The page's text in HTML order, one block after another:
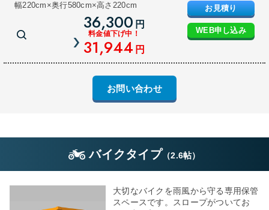
幅220cm×奥行580cm×高さ220cm
36,300 円
料金値下げ中！
31,944 円
お見積り
WEB申し込み
お問い合わせ
バイクタイプ （2.6帖）
大切なバイクを雨風から守る専用保管
スペースです。スロープがついてお